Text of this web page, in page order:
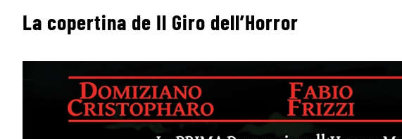
La copertina de Il Giro dell’Horror